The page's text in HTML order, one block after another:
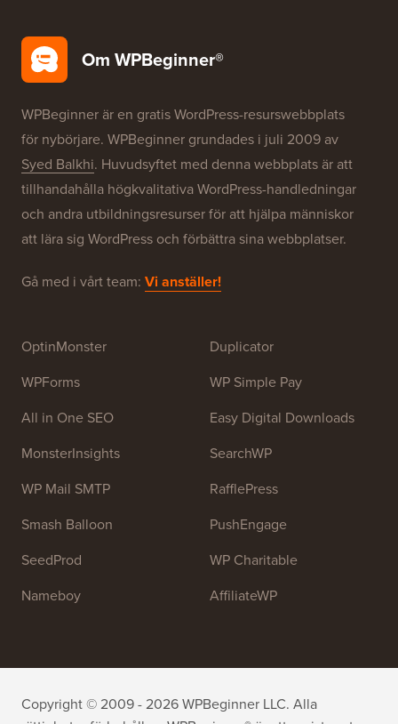
Om WPBeginner®
WPBeginner är en gratis WordPress-resurswebbplats
för nybörjare. WPBeginner grundades i juli 2009 av
Syed Balkhi. Huvudsyftet med denna webbplats är att
tillhandahålla högkvalitativa WordPress-handledningar
och andra utbildningsresurser för att hjälpa människor
att lära sig WordPress och förbättra sina webbplatser.
Gå med i vårt team: Vi anställer!
OptinMonster
WPForms
All in One SEO
MonsterInsights
WP Mail SMTP
Smash Balloon
SeedProd
Nameboy
Duplicator
WP Simple Pay
Easy Digital Downloads
SearchWP
RafflePress
PushEngage
WP Charitable
AffiliateWP
Copyright © 2009 - 2026 WPBeginner LLC. Alla